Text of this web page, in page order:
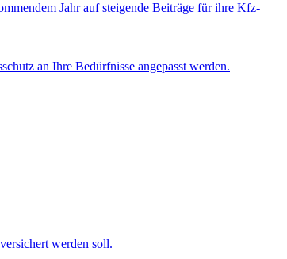
Jahr auf steigende Beiträge für ihre Kfz-
an Ihre Bedürfnisse angepasst werden.
werden soll.